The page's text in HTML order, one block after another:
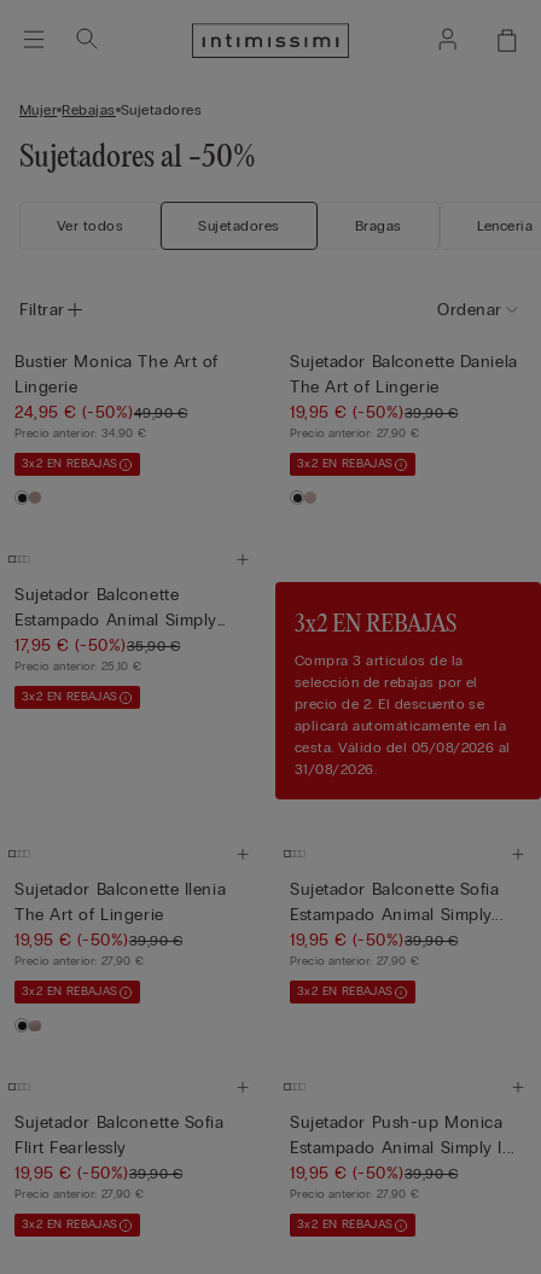
Mujer Rebajas Sujetadores
Sujetadores al -50%
Ver todos Sujetadores Bragas Lenceria
Filtrar Ordenar
Bustier Monica The Art of
Lingerie
24,95 €(-50%)49,90 €
Precio anterior: 34,90 €
3x2 EN REBAJAS
Sujetador Balconette Daniela
The Art of Lingerie
19,95 €(-50%)39,90 €
Precio anterior: 27,90 €
3x2 EN REBAJAS
Sujetador Balconette
Estampado Animal Simply
Iconi...
17,95 €(-50%)35,90 €
Precio anterior: 25,10 €
3x2 EN REBAJAS
3x2 EN REBAJAS
Compra 3 artículos de la
selección de rebajas por el
precio de 2. El descuento se
aplicará automáticamente en la
cesta. Válido del 05/08/2026 al
31/08/2026.
Sujetador Balconette Ilenia
The Art of Lingerie
19,95 €(-50%)39,90 €
Precio anterior: 27,90 €
3x2 EN REBAJAS
Sujetador Balconette Sofia
Estampado Animal Simply...
19,95 €(-50%)39,90 €
Precio anterior: 27,90 €
3x2 EN REBAJAS
Sujetador Balconette Sofia
Flirt Fearlessly
19,95 €(-50%)39,90 €
Precio anterior: 27,90 €
3x2 EN REBAJAS
Sujetador Push-up Monica
Estampado Animal Simply I...
19,95 €(-50%)39,90 €
Precio anterior: 27,90 €
3x2 EN REBAJAS